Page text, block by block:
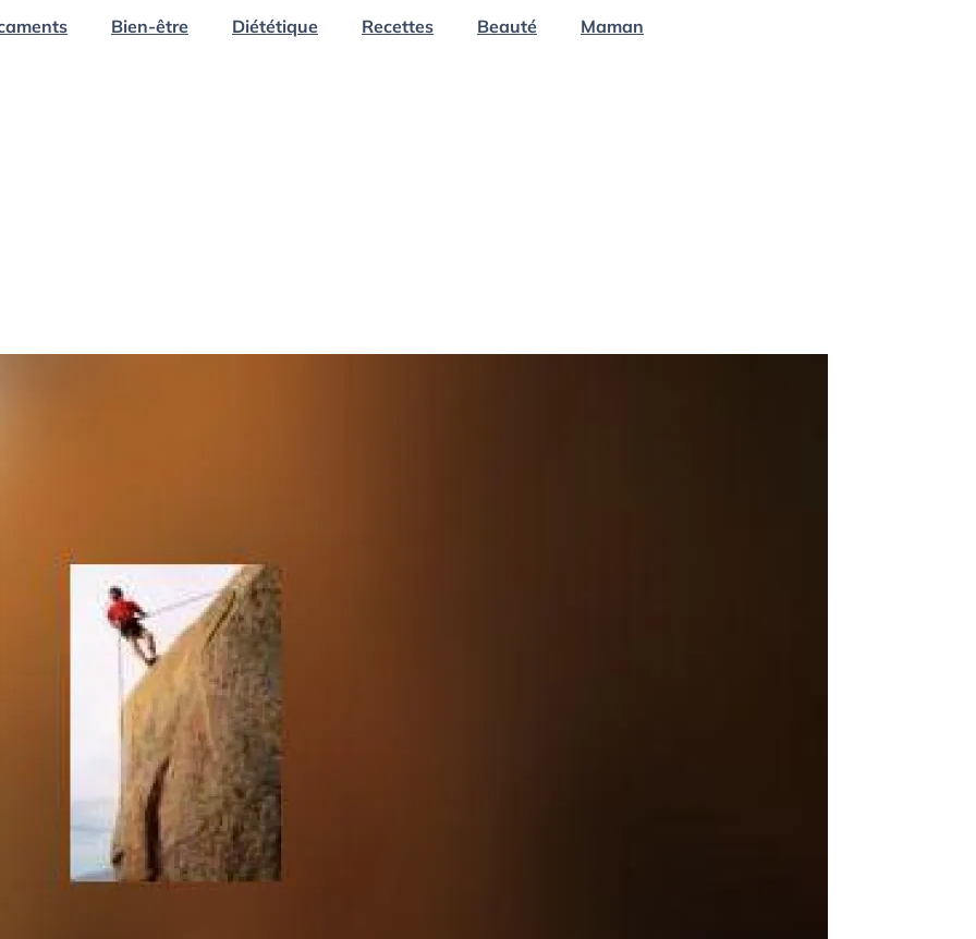
Bien-être Diététique Recettes Beauté Maman